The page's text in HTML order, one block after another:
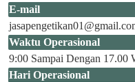
E-mail
Waktu Operasional
9:00 Sampai Dengan 17.00
Hari Operasional